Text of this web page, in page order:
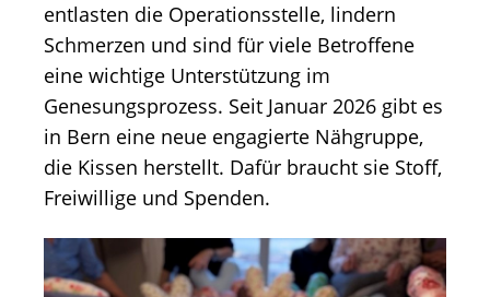
entlasten die Operationsstelle, lindern
Schmerzen und sind für viele Betroffene
eine wichtige Unterstützung im
Genesungsprozess. Seit Januar 2026 gibt es
in Bern eine neue engagierte Nähgruppe,
die Kissen herstellt. Dafür braucht sie Stoff,
Freiwillige und Spenden.